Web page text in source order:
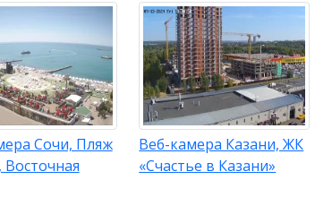
Сочи, Пляж
Восточная
Веб-камера Казани, ЖК
«Счастье в Казани»